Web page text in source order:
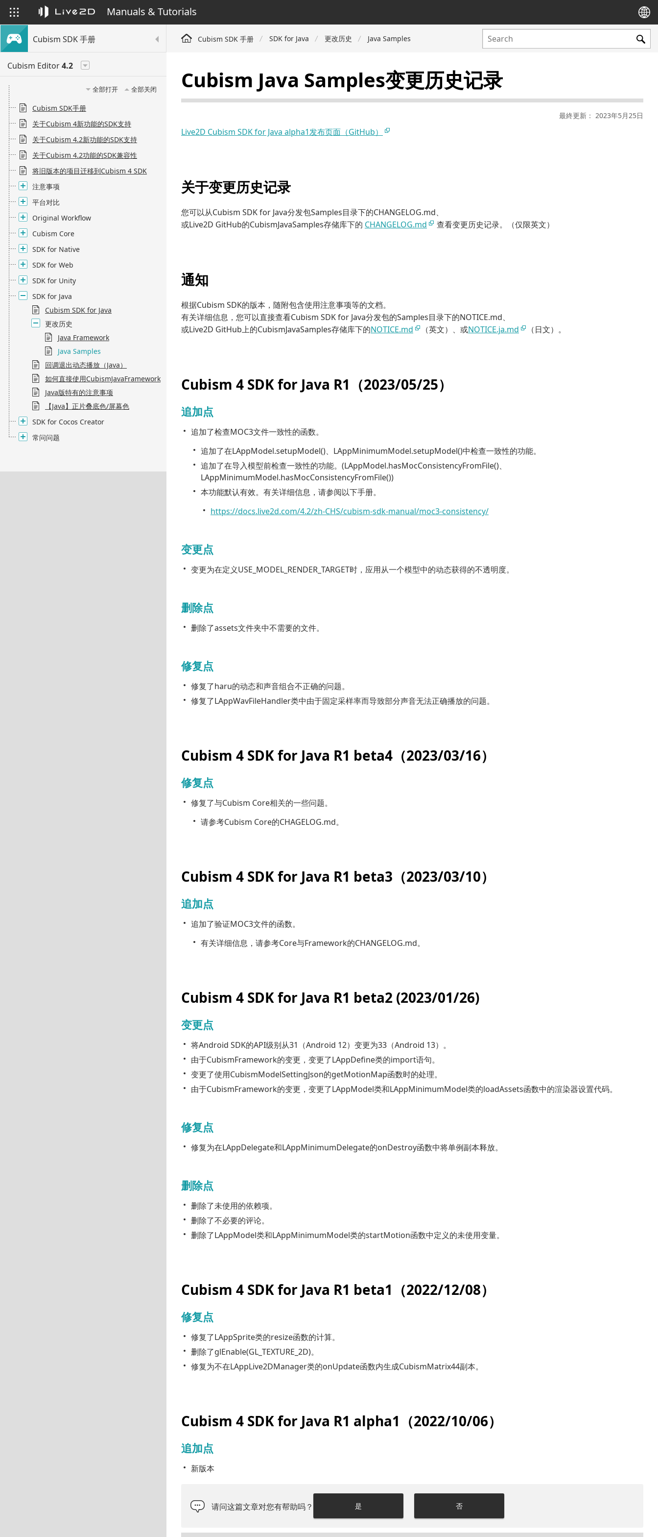
Manuals & Tutorials
Cubism SDK 手册
Cubism Editor4.2
全部打开 全部关闭
Cubism SDK手册
关于Cubism 4新功能的SDK支持
关于Cubism 4.2新功能的SDK支持
关于Cubism 4.2功能的SDK兼容性
将旧版本的项目迁移到Cubism 4 SDK
注意事项
平台对比
Original Workflow
Cubism Core
SDK for Native
SDK for Web
SDK for Unity
SDK for Java
Cubism SDK for Java
更改历史
Java Framework
Java Samples
回调退出动态播放（Java）
如何直接使用CubismJavaFramework
Java版特有的注意事项
【Java】正片叠底色/屏幕色
SDK for Cocos Creator
常问问题
Cubism SDK 手册 SDK for Java 更改历史 Java Samples
Cubism Java Samples变更历史记录
最終更新： 2023年5月25日
Live2D Cubism SDK for Java alpha1发布页面（GitHub）
关于变更历史记录
您可以从Cubism SDK for Java分发包Samples目录下的CHANGELOG.md、
或Live2D GitHub的CubismJavaSamples存储库下的 CHANGELOG.md 查看变更历史记录。（仅限英文）
通知
根据Cubism SDK的版本，随附包含使用注意事项等的文档。
有关详细信息，您可以直接查看Cubism SDK for Java分发包的Samples目录下的NOTICE.md、
或Live2D GitHub上的CubismJavaSamples存储库下的NOTICE.md （英文）、或NOTICE.ja.md （日文）。
Cubism 4 SDK for Java R1（2023/05/25）
追加点
追加了检查MOC3文件一致性的函数。
追加了在LAppModel.setupModel()、 LAppMinimumModel.setupModel()中检查一致性的功能。
追加了在导入模型前检查一致性的功能。(LAppModel.hasMocConsistencyFromFile()、
LAppMinimumModel.hasMocConsistencyFromFile())
本功能默认有效。有关详细信息，请参阅以下手册。
https://docs.live2d.com/4.2/zh-CHS/cubism-sdk-manual/moc3-consistency/
变更点
变更为在定义USE_MODEL_RENDER_TARGET时，应用从一个模型中的动态获得的不透明度。
删除点
删除了assets文件夹中不需要的文件。
修复点
修复了haru的动态和声音组合不正确的问题。
修复了LAppWavFileHandler类中由于固定采样率而导致部分声音无法正确播放的问题。
Cubism 4 SDK for Java R1 beta4（2023/03/16）
修复点
修复了与Cubism Core相关的一些问题。
请参考Cubism Core的CHAGELOG.md。
Cubism 4 SDK for Java R1 beta3（2023/03/10）
追加点
追加了验证MOC3文件的函数。
有关详细信息，请参考Core与Framework的CHANGELOG.md。
Cubism 4 SDK for Java R1 beta2 (2023/01/26)
变更点
将Android SDK的API级别从31（Android 12）变更为33（Android 13）。
由于CubismFramework的变更，变更了LAppDefine类的import语句。
变更了使用CubismModelSettingJson的getMotionMap函数时的处理。
由于CubismFramework的变更，变更了LAppModel类和LAppMinimumModel类的loadAssets函数中的渲染器设置代码。
修复点
修复为在LAppDelegate和LAppMinimumDelegate的onDestroy函数中将单例副本释放。
删除点
删除了未使用的依赖项。
删除了不必要的评论。
删除了LAppModel类和LAppMinimumModel类的startMotion函数中定义的未使用变量。
Cubism 4 SDK for Java R1 beta1（2022/12/08）
修复点
修复了LAppSprite类的resize函数的计算。
删除了glEnable(GL_TEXTURE_2D)。
修复为不在LAppLive2DManager类的onUpdate函数内生成CubismMatrix44副本。
Cubism 4 SDK for Java R1 alpha1（2022/10/06）
追加点
新版本
请问这篇文章对您有帮助吗？ 是 否